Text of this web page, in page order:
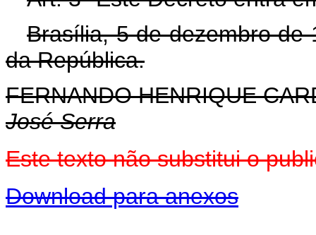
Brasília, 5 de dezembro de
da República.
FERNANDO HENRIQUE
José Serra
Este texto não substitui o
Download para anexos